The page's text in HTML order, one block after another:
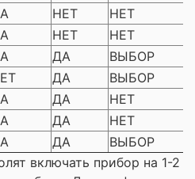
НЕТ НЕТ
НЕТ НЕТ
ДА ВЫБОР
ДА ВЫБОР
ДА НЕТ
ДА НЕТ
ДА ВЫБОР
включать прибор на 1-2